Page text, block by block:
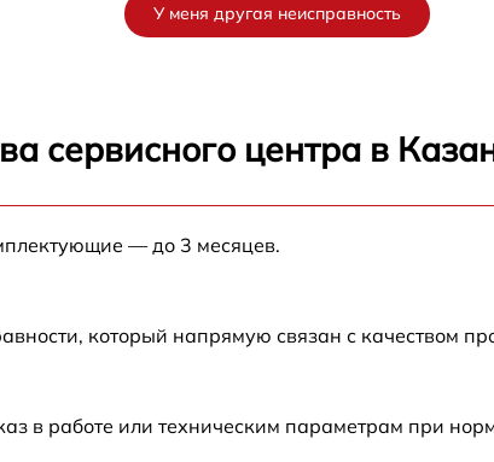
от 60 мин
У меня другая неисправность
сервисного центра в
— до 3 месяцев.
который напрямую связан с качеством
в работе или техническим параметрам при